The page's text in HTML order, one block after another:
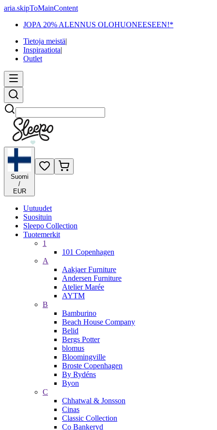
aria.skipToMainContent
JOPA 20% ALENNUS OLOHUONEESEEN!*
Tietoja meistä|
Inspiraatiota|
Outlet
Etsi
Suomi
/
EUR
Uutuudet
Suosituin
Sleepo Collection
Tuotemerkit
1
101 Copenhagen
A
Aakjaer Furniture
Andersen Furniture
Atelier Marée
AYTM
B
Bamburino
Beach House Company
Belid
Bergs Potter
blomus
Bloomingville
Broste Copenhagen
By Rydéns
Byon
C
Chhatwal & Jonsson
Cinas
Classic Collection
Co Bankeryd